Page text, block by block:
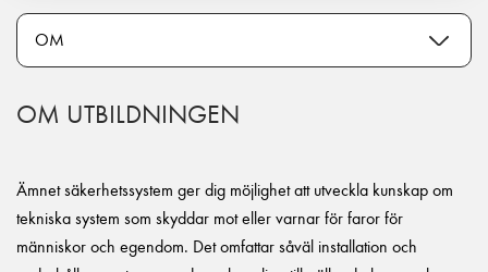
OM UTBILDNINGEN
Ämnet säkerhetssystem ger dig möjlighet att utveckla kunskap om
tekniska system som skyddar mot eller varnar för faror för
människor och egendom. Det omfattar såväl installation och